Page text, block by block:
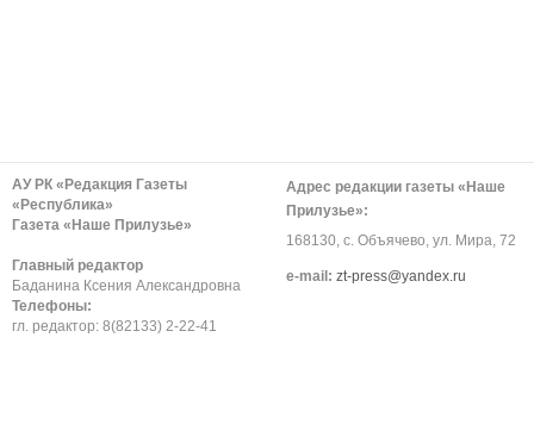
АУ РК «Редакция Газеты
«Республика»
Газета «Наше Прилузье»
Главный редактор
Баданина Ксения Александровна
Телефоны:
гл. редактор: 8(82133) 2-22-41
Адрес редакции газеты «Наше
Прилузье»:
168130, с. Объячево, ул. Мира, 72
е-mail: zt-press@yandex.ru